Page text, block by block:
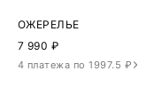
ОЖЕРЕЛЬЕ
7 990 ₽
4 платежа по 1997.5 ₽